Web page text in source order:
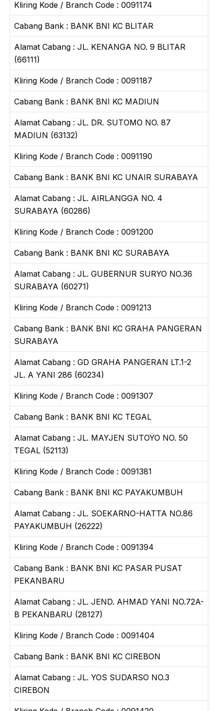
Kliring Kode / Branch Code : 0091174
Cabang Bank : BANK BNI KC BLITAR
Alamat Cabang : JL. KENANGA NO. 9 BLITAR
(66111)
Kliring Kode / Branch Code : 0091187
Cabang Bank : BANK BNI KC MADIUN
Alamat Cabang : JL. DR. SUTOMO NO. 87
MADIUN (63132)
Kliring Kode / Branch Code : 0091190
Cabang Bank : BANK BNI KC UNAIR SURABAYA
Alamat Cabang : JL. AIRLANGGA NO. 4
SURABAYA (60286)
Kliring Kode / Branch Code : 0091200
Cabang Bank : BANK BNI KC SURABAYA
Alamat Cabang : JL. GUBERNUR SURYO NO.36
SURABAYA (60271)
Kliring Kode / Branch Code : 0091213
Cabang Bank : BANK BNI KC GRAHA PANGERAN
SURABAYA
Alamat Cabang : GD GRAHA PANGERAN LT.1-2
JL. A YANI 286 (60234)
Kliring Kode / Branch Code : 0091307
Cabang Bank : BANK BNI KC TEGAL
Alamat Cabang : JL. MAYJEN SUTOYO NO. 50
TEGAL (52113)
Kliring Kode / Branch Code : 0091381
Cabang Bank : BANK BNI KC PAYAKUMBUH
Alamat Cabang : JL. SOEKARNO-HATTA NO.86
PAYAKUMBUH (26222)
Kliring Kode / Branch Code : 0091394
Cabang Bank : BANK BNI KC PASAR PUSAT
PEKANBARU
Alamat Cabang : JL. JEND. AHMAD YANI NO.72A-
B PEKANBARU (28127)
Kliring Kode / Branch Code : 0091404
Cabang Bank : BANK BNI KC CIREBON
Alamat Cabang : JL. YOS SUDARSO NO.3
CIREBON